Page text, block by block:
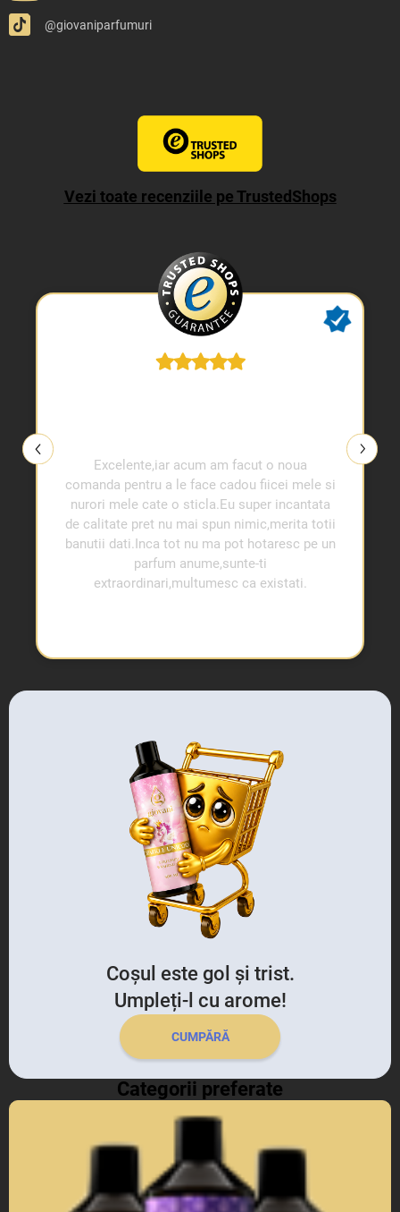
@giovaniparfumuri
Vezi toate recenziile pe TrustedShops
Excelente,iar acum am facut o noua
comanda pentru a le face cadou fiicei mele si
nurori mele cate o sticla.Eu super incantata
de calitate pret nu mai spun nimic,merita totii
banutii dati.Inca tot nu ma pot hotaresc pe un
parfum anume,sunte-ti
extraordinari,multumesc ca existati.
Coșul este gol și trist.
Umpleți-l cu arome!
CUMPĂRĂ
Categorii preferate